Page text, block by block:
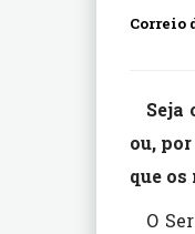
Correio
Seja
ou,
que
O